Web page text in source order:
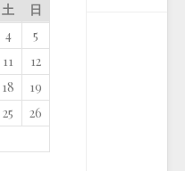
土
日
4
5
11
12
18
19
25
26